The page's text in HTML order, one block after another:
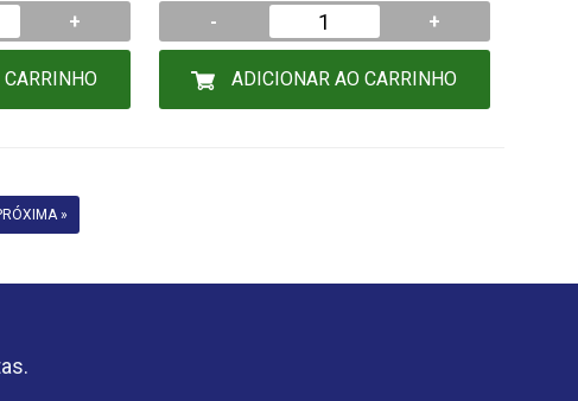
+ - +
ADICIONAR AO CARRINHO
»